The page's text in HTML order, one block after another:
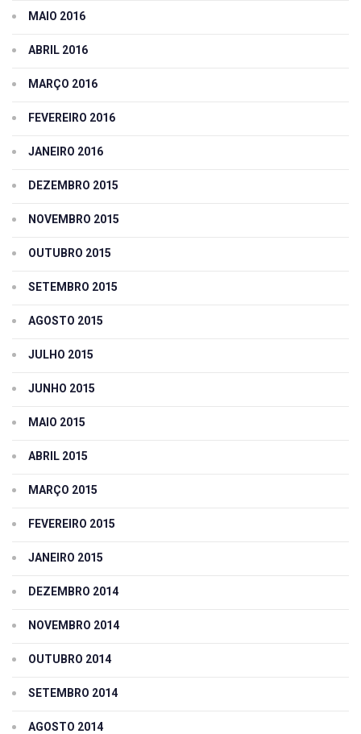
MAIO 2016
ABRIL 2016
MARÇO 2016
FEVEREIRO 2016
JANEIRO 2016
DEZEMBRO 2015
NOVEMBRO 2015
OUTUBRO 2015
SETEMBRO 2015
AGOSTO 2015
JULHO 2015
JUNHO 2015
MAIO 2015
ABRIL 2015
MARÇO 2015
FEVEREIRO 2015
JANEIRO 2015
DEZEMBRO 2014
NOVEMBRO 2014
OUTUBRO 2014
SETEMBRO 2014
AGOSTO 2014